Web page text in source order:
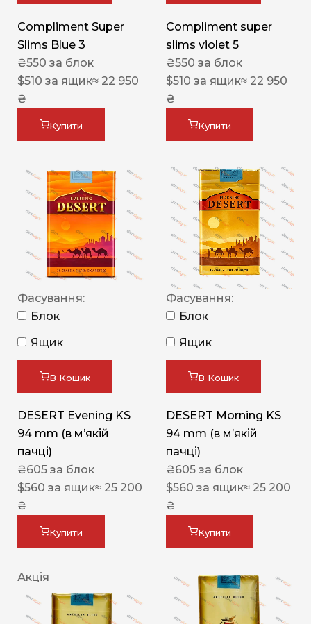
Compliment Super
Slims Blue 3
₴550 за блок
$510 за ящик≈ 22 950
₴
Купити
Compliment super
slims violet 5
₴550 за блок
$510 за ящик≈ 22 950
₴
Купити
Фасування:
Блок
Ящик
В Кошик
DESERT Evening KS
94 mm (в мʼякій
пачці)
₴605 за блок
$560 за ящик≈ 25 200
₴
Купити
Фасування:
Блок
Ящик
В Кошик
DESERT Morning KS
94 mm (в мʼякій
пачці)
₴605 за блок
$560 за ящик≈ 25 200
₴
Купити
Акція